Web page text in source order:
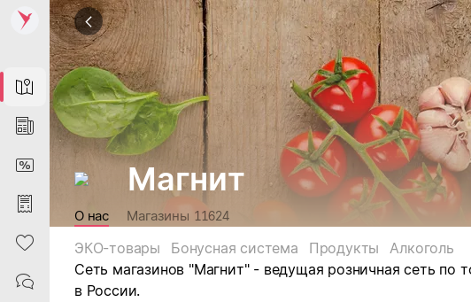
Map
News
DiscountCard
Purchases
Heart
Contacts
Магнит
О нас Магазины 11624
ЭКО-товары Бонусная система Продукты
Алкоголь
Сеть магазинов "Магнит" - ведущая розничная сеть по
в России.